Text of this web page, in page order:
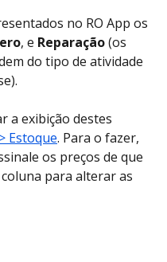
no RO App os
, e Reparação (os
do tipo de atividade
a exibição destes
Estoque. Para o fazer,
os preços de que
para alterar as